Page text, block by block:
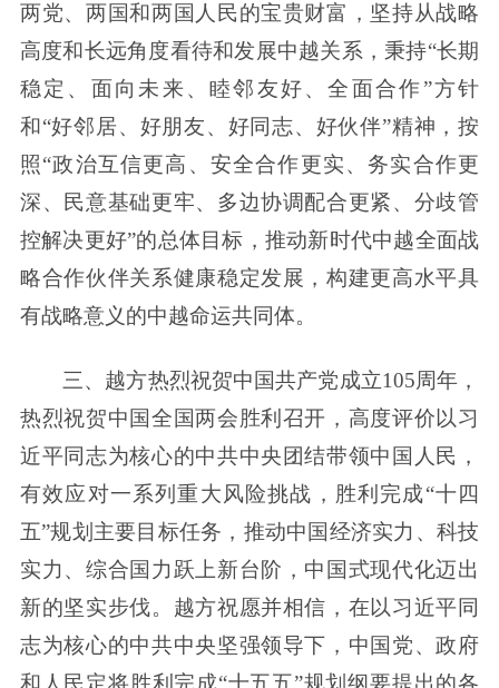
两党、两国和两国人民的宝贵财富，坚持从战略
高度和长远角度看待和发展中越关系，秉持“长期
稳定、面向未来、睦邻友好、全面合作”方针
和“好邻居、好朋友、好同志、好伙伴”精神，按
照“政治互信更高、安全合作更实、务实合作更
深、民意基础更牢、多边协调配合更紧、分歧管
控解决更好”的总体目标，推动新时代中越全面战
略合作伙伴关系健康稳定发展，构建更高水平具
有战略意义的中越命运共同体。
三、越方热烈祝贺中国共产党成立105周年，
热烈祝贺中国全国两会胜利召开，高度评价以习
近平同志为核心的中共中央团结带领中国人民，
有效应对一系列重大风险挑战，胜利完成“十四
五”规划主要目标任务，推动中国经济实力、科技
实力、综合国力跃上新台阶，中国式现代化迈出
新的坚实步伐。越方祝愿并相信，在以习近平同
志为核心的中共中央坚强领导下，中国党、政府
和人民定将胜利完成“十五五”规划纲要提出的各